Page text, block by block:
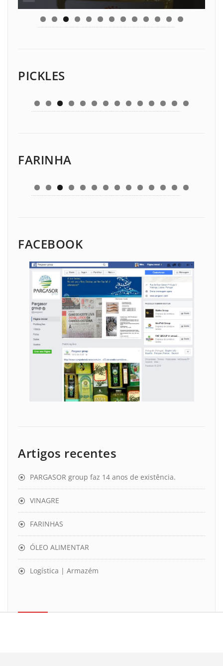
PICKLES
FARINHA
FACEBOOK
Artigos recentes
PARGASOR group faz 14 anos de existência.
VINAGRE
FARINHAS
ÓLEO ALIMENTAR
Logística | Armazém